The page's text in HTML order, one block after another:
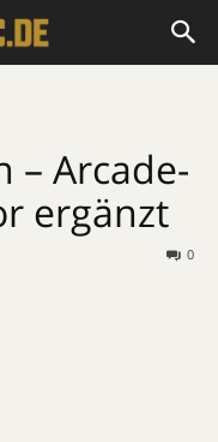
– Arcade-
ergänzt
0